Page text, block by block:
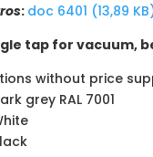
: doc 6401 (13,89
tap for vacuum,
without price
grey RAL 7001